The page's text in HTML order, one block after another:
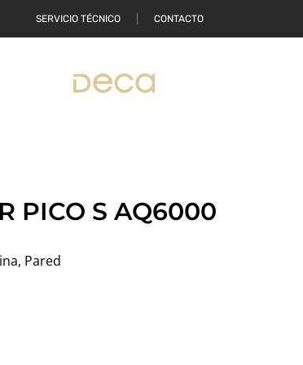
SERVICIO TÉCNICO CONTACTO
PICO S AQ6000
, Pared